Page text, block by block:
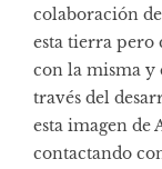
colaboración
esta tierra pero
con la misma y
través del
esta imagen de
contactando